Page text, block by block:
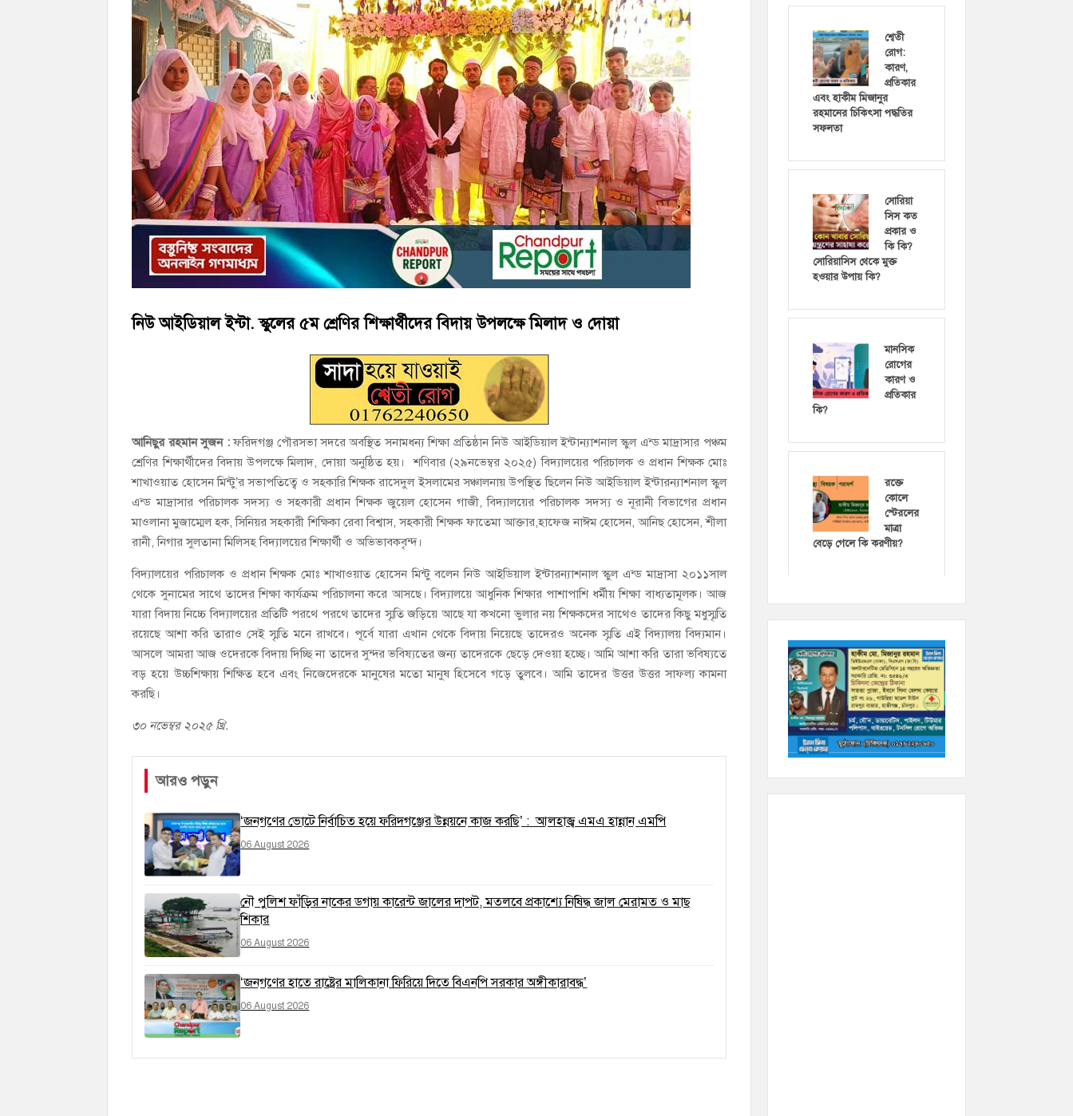
হাজীগঞ্জের ২নং দক্ষিণ পশ্চিম রাজারগাঁও সপ্রাবিতে মা সমাবেশ ও পরিচিতি সভা
চাঁদপুর জেলা জিয়া সাইবার ফোর্সের সভাপতি হাজীগঞ্জের কৃতী সন্তান এসএম সবুজ হোসেন
নিউ আইডিয়াল ইন্টা. স্কুলের ৫ম শ্রেণির শিক্ষার্থীদের বিদায় উপলক্ষে মিলাদ ও দোয়া
আনিছুর রহমান সুজন :ফরিদগঞ্জ পৌরসভা সদরে অবস্থিত সনামধন্য শিক্ষা প্রতিষ্ঠান নিউ আইডিয়াল ইন্টান্যাশনাল স্কুল এন্ড মাদ্রাসার পঞ্চম
শ্রেণির শিক্ষার্থীদের বিদায় উপলক্ষে মিলাদ, দোয়া অনুষ্ঠিত হয়। শণিবার (২৯নভেম্বর ২০২৫) বিদ্যালয়ের পরিচালক ও প্রধান শিক্ষক মোঃ
শাখাওয়াত হোসেন মিন্টু’র সভাপতিত্বে ও সহকারি শিক্ষক রাসেদুল ইসলামের সঞ্চালনায় উপস্থিত ছিলেন নিউ আইডিয়াল ইন্টারন্যাশনাল স্কুল
এন্ড মাদ্রাসার পরিচালক সদস্য ও সহকারী প্রধান শিক্ষক জুয়েল হোসেন গাজী, বিদ্যালয়ের পরিচালক সদস্য ও নূরানী বিভাগের প্রধান
মাওলানা মুজাম্মেল হক, সিনিয়র সহকারী শিক্ষিকা রেবা বিশ্বাস, সহকারী শিক্ষক ফাতেমা আক্তার,হাফেজ নাঈম হোসেন, আনিছ হোসেন, শীলা
রানী, নিগার সুলতানা মিলিসহ বিদ্যালয়ের শিক্ষার্থী ও অভিভাবকবৃন্দ।
বিদ্যালয়ের পরিচালক ও প্রধান শিক্ষক মোঃ শাখাওয়াত হোসেন মিন্টু বলেন নিউ আইডিয়াল ইন্টারন্যাশনাল স্কুল এন্ড মাদ্রাসা ২০১১সাল
থেকে সুনামের সাথে তাদের শিক্ষা কার্যক্রম পরিচালনা করে আসছে। বিদ্যালয়ে আধুনিক শিক্ষার পাশাপাশি ধর্মীয় শিক্ষা বাধ্যতামূলক। আজ
যারা বিদায় নিচ্চে বিদ্যালয়ের প্রতিটি পরথে পরথে তাদের স্মৃতি জড়িয়ে আছে যা কখনো ভুলার নয় শিক্ষকদের সাথেও তাদের কিছু মধুস্মৃতি
রয়েছে আশা করি তারাও সেই স্মৃতি মনে রাখবে। পূর্বে যারা এখান থেকে বিদায় নিয়েছে তাদেরও অনেক স্মৃতি এই বিদ্যালয় বিদ্যমান।
আসলে আমরা আজ ওদেরকে বিদায় দিচ্ছি না তাদের সুন্দর ভবিষ্যতের জন্য তাদেরকে ছেড়ে দেওয়া হচ্ছে। আমি আশা করি তারা ভবিষ্যতে
বড় হয়ে উচ্চশিক্ষায় শিক্ষিত হবে এবং নিজেদেরকে মানুষের মতো মানুষ হিসেবে গড়ে তুলবে। আমি তাদের উত্তর উত্তর সাফল্য কামনা
করছি।
৩০ নভেম্বর ২০২৫ খ্রি.
আরও পড়ুন
‘জনগণের ভোটে নির্বাচিত হয়ে ফরিদগঞ্জের উন্নয়নে কাজ করছি’ : আলহাজ্ব এমএ হান্নান এমপি
06 August 2026
নৌ পুলিশ ফাঁড়ির নাকের ডগায় কারেন্ট জালের দাপট, মতলবে প্রকাশ্যে নিষিদ্ধ জাল মেরামত ও মাছ
শিকার
06 August 2026
‘জনগণের হাতে রাষ্ট্রের মালিকানা ফিরিয়ে দিতে বিএনপি সরকার অঙ্গীকারাবদ্ধ’
06 August 2026
শ্বেতী
রোগ:
কারণ,
প্রতিকার
এবং হাকীম মিজানুর
রহমানের চিকিৎসা পদ্ধতির
সফলতা
সোরিয়া
সিস কত
প্রকার ও
কি কি?
সোরিয়াসিস থেকে মুক্ত
হওয়ার উপায় কি?
মানসিক
রোগের
কারণ ও
প্রতিকার
কি?
রক্তে
কোলে
স্টেরলের
মাত্রা
বেড়ে গেলে কি করণীয়?